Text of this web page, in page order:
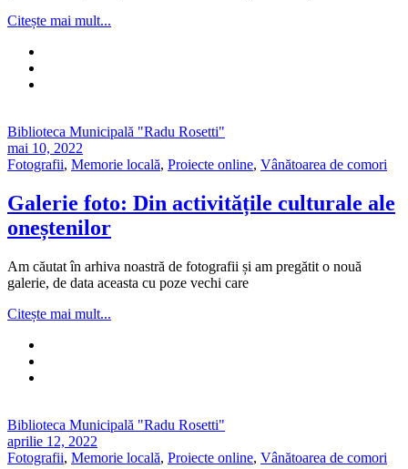
Citește mai mult...
Biblioteca Municipală "Radu Rosetti"
mai 10, 2022
Fotografii, Memorie locală, Proiecte online, Vânătoarea de comori
Galerie foto: Din activitățile culturale ale
oneștenilor
Am căutat în arhiva noastră de fotografii și am pregătit o nouă
galerie, de data aceasta cu poze vechi care
Citește mai mult...
Biblioteca Municipală "Radu Rosetti"
aprilie 12, 2022
Fotografii, Memorie locală, Proiecte online, Vânătoarea de comori